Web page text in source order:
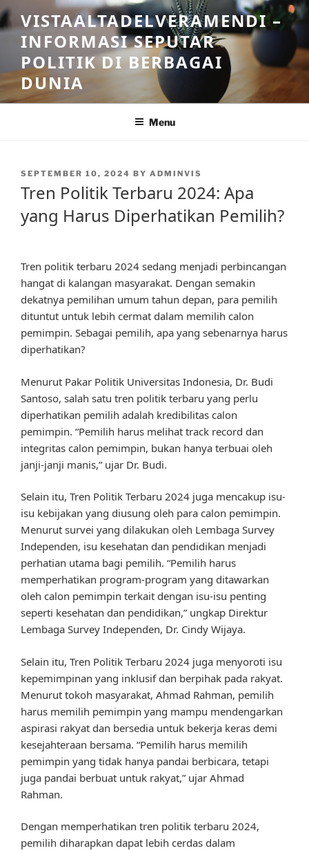
Skip
to
content
VISTAALTADELVERAMENDI –
INFORMASI SEPUTAR
POLITIK DI BERBAGAI
DUNIA
Menu
POSTED
SEPTEMBER 10, 2024 BY ADMINVIS
Tren Politik Terbaru 2024: Apa
yang Harus Diperhatikan Pemilih?
Tren politik terbaru 2024 sedang menjadi perbincangan
hangat di kalangan masyarakat. Dengan semakin
dekatnya pemilihan umum tahun depan, para pemilih
dituntut untuk lebih cermat dalam memilih calon
pemimpin. Sebagai pemilih, apa yang sebenarnya harus
diperhatikan?
Menurut Pakar Politik Universitas Indonesia, Dr. Budi
Santoso, salah satu tren politik terbaru yang perlu
diperhatikan pemilih adalah kredibilitas calon
pemimpin. “Pemilih harus melihat track record dan
integritas calon pemimpin, bukan hanya terbuai oleh
janji-janji manis,” ujar Dr. Budi.
Selain itu, Tren Politik Terbaru 2024 juga mencakup isu-
isu kebijakan yang diusung oleh para calon pemimpin.
Menurut survei yang dilakukan oleh Lembaga Survey
Independen, isu kesehatan dan pendidikan menjadi
perhatian utama bagi pemilih. “Pemilih harus
memperhatikan program-program yang ditawarkan
oleh calon pemimpin terkait dengan isu-isu penting
seperti kesehatan dan pendidikan,” ungkap Direktur
Lembaga Survey Independen, Dr. Cindy Wijaya.
Selain itu, Tren Politik Terbaru 2024 juga menyoroti isu
kepemimpinan yang inklusif dan berpihak pada rakyat.
Menurut tokoh masyarakat, Ahmad Rahman, pemilih
harus memilih pemimpin yang mampu mendengarkan
aspirasi rakyat dan bersedia untuk bekerja keras demi
kesejahteraan bersama. “Pemilih harus memilih
pemimpin yang tidak hanya pandai berbicara, tetapi
juga pandai berbuat untuk rakyat,” ujar Ahmad
Rahman.
Dengan memperhatikan tren politik terbaru 2024,
pemilih diharapkan dapat lebih cerdas dalam